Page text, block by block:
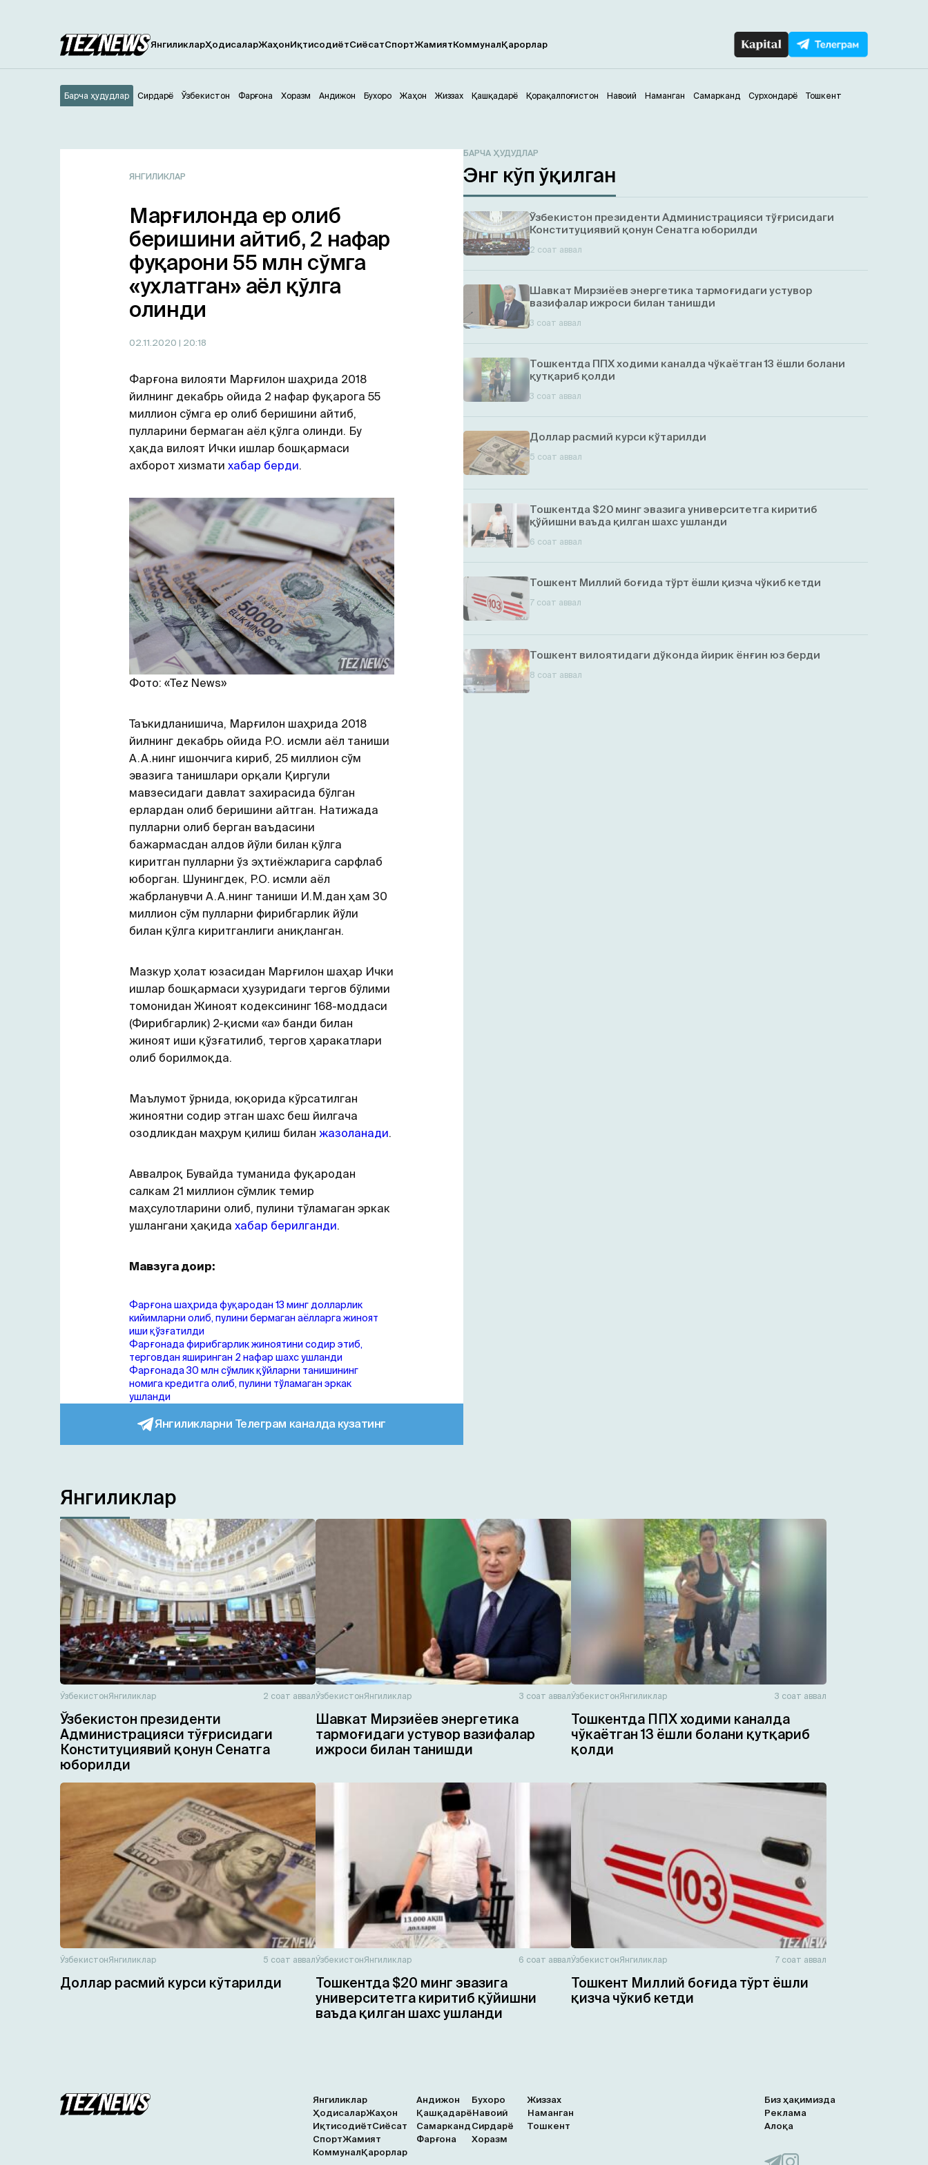
ЯнгиликларҲодисаларЖаҳонИқтисодиётСиёсатСпортЖамиятКоммуналҚарорлар
Андижон
Барча ҳудудлар Бухоро Жаҳон Жиззах Қашқадарё Қорақалпоғистон Навоий Наманган Самарканд
Сирдарё Сурхондарё Тошкент
Ўзбекистон Фарғона Хоразм
ЯНГИЛИКЛАР
Марғилонда ер олиб
беришини айтиб, 2 нафар
фуқарони 55 млн сўмга
«ухлатган» аёл қўлга
олинди
02.11.2020 | 20:18
Фарғона вилояти Марғилон шаҳрида 2018
йилнинг декабрь ойида 2 нафар фуқарога 55
миллион сўмга ер олиб беришини айтиб,
пулларини бермаган аёл қўлга олинди. Бу
ҳақда вилоят Ички ишлар бошқармаси
ахборот хизмати хабар берди.
Фото: «Tez News»
Таъкидланишича, Марғилон шаҳрида 2018
йилнинг декабрь ойида Р.О. исмли аёл таниши
А.А.нинг ишончига кириб, 25 миллион сўм
эвазига танишлари орқали Қиргули
мавзесидаги давлат захирасида бўлган
ерлардан олиб беришини айтган. Натижада
пулларни олиб берган ваъдасини
бажармасдан алдов йўли билан қўлга
киритган пулларни ўз эҳтиёжларига сарфлаб
юборган. Шунингдек, Р.О. исмли аёл
жабрланувчи А.А.нинг таниши И.М.дан ҳам 30
миллион сўм пулларни фирибгарлик йўли
билан қўлга киритганлиги аниқланган.
Мазкур ҳолат юзасидан Марғилон шаҳар Ички
ишлар бошқармаси ҳузуридаги тергов бўлими
томонидан Жиноят кодексининг 168-моддаси
(Фирибгарлик) 2-қисми «а» банди билан
жиноят иши қўзғатилиб, тергов ҳаракатлари
олиб борилмоқда.
Маълумот ўрнида, юқорида кўрсатилган
жиноятни содир этган шахс беш йилгача
озодликдан маҳрум қилиш билан жазоланади.
Аввалроқ Бувайда туманида фуқародан
салкам 21 миллион сўмлик темир
маҳсулотларини олиб, пулини тўламаган эркак
ушлангани ҳақида хабар берилганди.
Мавзуга доир:
Фарғона шаҳрида фуқародан 13 минг долларлик
кийимларни олиб, пулини бермаган аёлларга жиноят
иши қўзғатилди
Фарғонада фирибгарлик жиноятини содир этиб,
терговдан яширинган 2 нафар шахс ушланди
Фарғонада 30 млн сўмлик қўйларни танишининг
номига кредитга олиб, пулини тўламаган эркак
ушланди
Янгиликларни Телеграм каналда кузатинг
БАРЧА ҲУДУДЛАР
Энг кўп ўқилган
Ўзбекистон президенти Администрацияси тўғрисидаги
Конституциявий қонун Сенатга юборилди
2 соат аввал
Шавкат Мирзиёев энергетика тармоғидаги устувор
вазифалар ижроси билан танишди
3 соат аввал
Тошкентда ППХ ходими каналда чўкаётган 13 ёшли болани
қутқариб қолди
3 соат аввал
Доллар расмий курси кўтарилди
5 соат аввал
Тошкентда $20 минг эвазига университетга киритиб
қўйишни ваъда қилган шахс ушланди
6 соат аввал
Тошкент Миллий боғида тўрт ёшли қизча чўкиб кетди
7 соат аввал
Тошкент вилоятидаги дўконда йирик ёнғин юз берди
8 соат аввал
Янгиликлар
ЎзбекистонЯнгиликлар 2 соат аввал
Ўзбекистон президенти
Администрацияси тўғрисидаги
Конституциявий қонун Сенатга
юборилди
ЎзбекистонЯнгиликлар 3 соат аввал
Шавкат Мирзиёев энергетика
тармоғидаги устувор вазифалар
ижроси билан танишди
ЎзбекистонЯнгиликлар 3 соат аввал
Тошкентда ППХ ходими каналда
чўкаётган 13 ёшли болани қутқариб
қолди
ЎзбекистонЯнгиликлар 5 соат аввал
Доллар расмий курси кўтарилди
ЎзбекистонЯнгиликлар 6 соат аввал
Тошкентда $20 минг эвазига
университетга киритиб қўйишни
ваъда қилган шахс ушланди
ЎзбекистонЯнгиликлар 7 соат аввал
Тошкент Миллий боғида тўрт ёшли
қизча чўкиб кетди
Янгиликлар
ҲодисаларЖаҳон
ИқтисодиётСиёсат
СпортЖамият
КоммуналҚарорлар
Андижон Бухоро
Жиззах
ҚашқадарёНавоий
Наманган
Самарканд Сирдарё
Тошкент
Фарғона
Хоразм
Биз ҳақимизда
Реклама
Алоқа